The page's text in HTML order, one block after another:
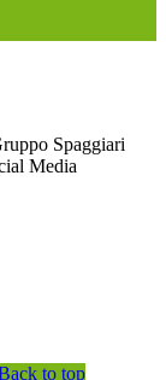
Spaggiari
Media
to top